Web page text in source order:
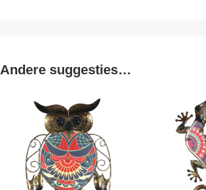
Andere suggesties…